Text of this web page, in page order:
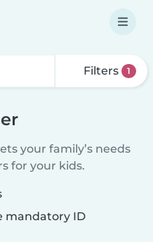
Filters 1
your family’s needs
for your kids.
mandatory ID